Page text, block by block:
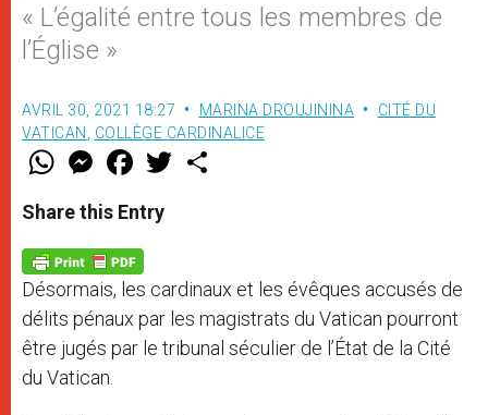
« L’égalité entre tous les membres de
l’Église »
AVRIL 30, 2021 18:27 MARINA DROUJININA
CITÉ DU
VATICAN
COLLÈGE CARDINALICE
W
t
s
p
p
M
e
s
e
g
e
r
F
a
e
b
o
k
w
Share this Entry
Désormais, les cardinaux et les évêques accusés de
délits pénaux par les magistrats du Vatican pourront
être jugés par le tribunal séculier de l’État de la Cité
du Vatican.